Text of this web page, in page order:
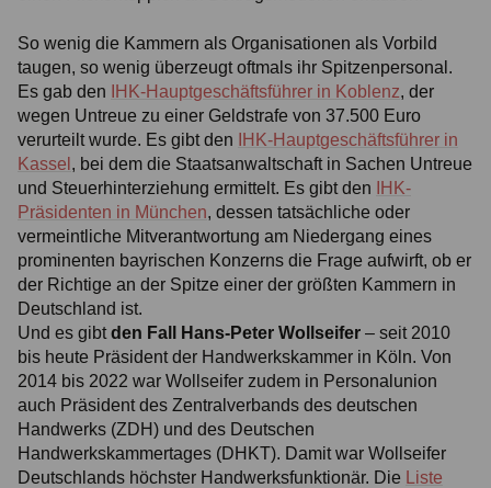
So wenig die Kammern als Organisationen als Vorbild
taugen, so wenig überzeugt oftmals ihr Spitzenpersonal.
Es gab den
IHK-Hauptgeschäftsführer in Koblenz, der
wegen Untreue zu einer Geldstrafe von 37.500 Euro
verurteilt wurde. Es gibt den
IHK-Hauptgeschäftsführer in
Kassel , bei dem die Staatsanwaltschaft in Sachen Untreue
und Steuerhinterziehung ermittelt. Es gibt den
IHK-
Präsidenten in München, dessen tatsächliche oder
vermeintliche Mitverantwortung am Niedergang eines
prominenten bayrischen Konzerns die Frage aufwirft, ob er
der Richtige an der Spitze einer der größten Kammern in
Deutschland ist.
Und es gibtden Fall Hans-Peter Wollseifer – seit 2010
bis heute Präsident der Handwerkskammer in Köln. Von
2014 bis 2022 war Wollseifer zudem in Personalunion
auch Präsident des Zentralverbands des deutschen
Handwerks (ZDH) und des Deutschen
Handwerkskammertages (DHKT). Damit war Wollseifer
Deutschlands höchster Handwerksfunktionär. Die
Liste